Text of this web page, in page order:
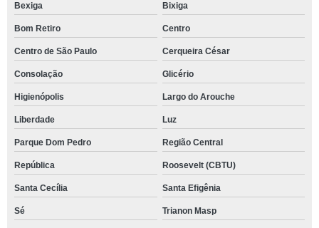
Bexiga Bixiga
Bom Retiro Centro
Centro de São Paulo Cerqueira César
Consolação Glicério
Higienópolis Largo do Arouche
Liberdade Luz
Parque Dom Pedro Região Central
República Roosevelt (CBTU)
Santa Cecília Santa Efigênia
Sé Trianon Masp